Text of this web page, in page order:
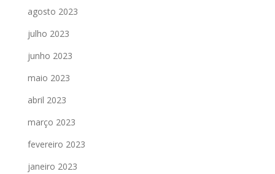
agosto 2023
julho 2023
junho 2023
maio 2023
abril 2023
março 2023
fevereiro 2023
janeiro 2023